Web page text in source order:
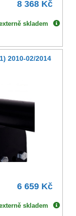
8 368 Kč
skladem
2010-02/2014
6 659 Kč
skladem